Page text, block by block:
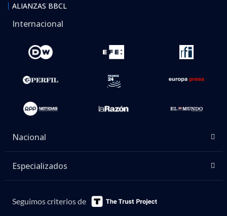
ALIANZAS BBCL
Internacional
Nacional
Especializados
Seguimos criterios de